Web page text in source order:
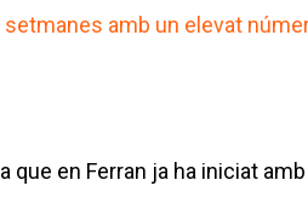
setmanes amb un elevat
que en Ferran ja ha iniciat